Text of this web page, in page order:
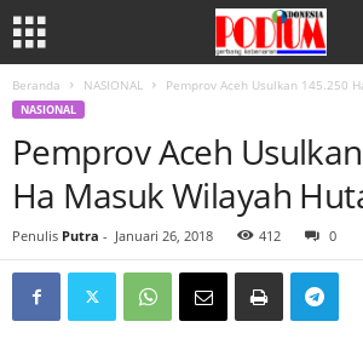
Beranda NASIONAL Pemprov Aceh Usulkan 145.250
NASIONAL
Pemprov Aceh
Ha Masuk Wilayah
Penulis Putra - Januari 26, 2018 412 0